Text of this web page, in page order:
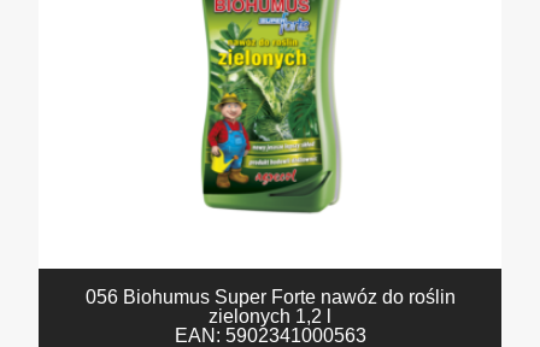
056 Biohumus Super Forte nawóz do roślin
zielonych 1,2 l
EAN: 5902341000563